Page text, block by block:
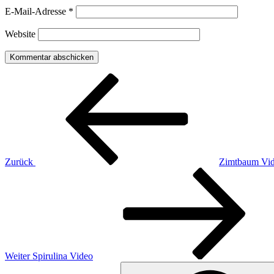
E-Mail-Adresse *
Website
Beitragsnavigation
Zurück
Zimtbaum
Weiter Spirulina Video